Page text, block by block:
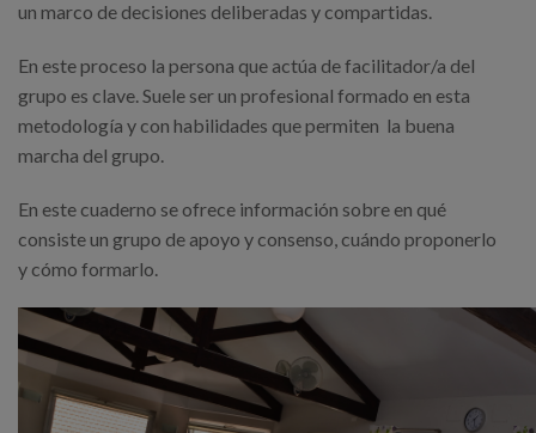
un marco de decisiones deliberadas y compartidas.
En este proceso la persona que actúa de facilitador/a del
grupo es clave. Suele ser un profesional formado en esta
metodología y con habilidades que permiten la buena
marcha del grupo.
En este cuaderno se ofrece información sobre en qué
consiste un grupo de apoyo y consenso, cuándo proponerlo
y cómo formarlo.